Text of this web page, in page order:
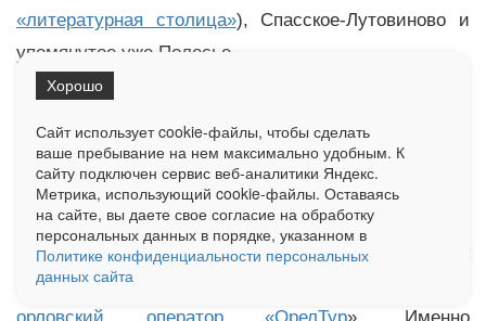
«литературная столица»), Спасское-Лутовиново и
упомянутое уже Полесье.
И ни в какие «кольца» посещение этих мест они
объединять не стали, понимая, что, во-первых,
незачем, а во-вторых, что перегружать туристов
впечатлениями нельзя.
В стремлении объять необъятное ближе всех к
провалившейся бирюзовой затее подобрался
Сайт использует cookie-файлы, чтобы сделать
ваше пребывание на нем максимально удобным. К
cайту подключен сервис веб-аналитики Яндекс.
Метрика, использующий cookie-файлы. Оставаясь
на сайте, вы даете свое согласие на обработку
персональных данных в порядке, указанном в
Политике конфиденциальности персональных
данных сайта
Хорошо